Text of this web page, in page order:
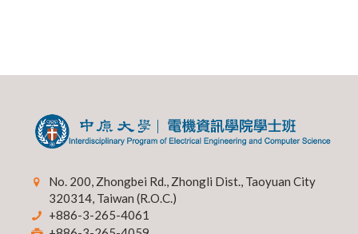
No. 200, Zhongbei Rd., Zhongli Dist., Taoyuan City
320314, Taiwan (R.O.C.)
+886-3-265-4061